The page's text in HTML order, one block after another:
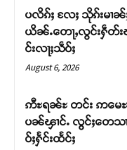
ဝ်ႇၽူႈတွႆ
ပလိၵ်ႈ လႄႈ သိုၵ်းမၢ
ယိၼ်ႉတေႃႇလွင်းႁဵတ်း
င်းလႃႈသဵဝ်ႈ
August 6, 2026
ဢီႊရၼ်ႊ တင်း ဢမေ
ပၼ်ၾၢင်ႉ လွင်ႈတေသၢင်
ဝ်ႈႁႅင်းထႅင်ႈ